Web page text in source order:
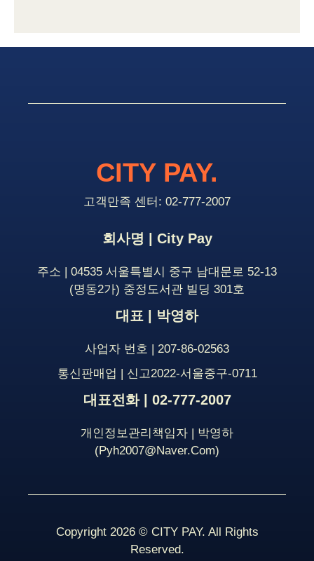
회사명 | City Pay
주소 | 04535 서울특별시 중구 남대문로 52-13
(명동2가) 중정도서관 빌딩 301호
대표 | 박영하
사업자 번호 | 207-86-02563
통신판매업 | 신고2022-서울중구-0711
대표전화 | 02-777-2007
개인정보관리책임자 | 박영하
(pyh2007@naver.com)
CITY PAY.
고객만족 센터: 02-777-2007
Copyright 2026 © CITY PAY. All Rights
Reserved.